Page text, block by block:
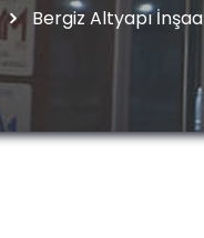
Bergiz Altyapı